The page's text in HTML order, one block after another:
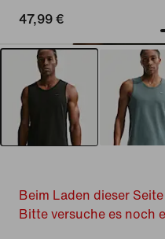
47,99 €
Beim Laden dieser
Bitte versuche es noch